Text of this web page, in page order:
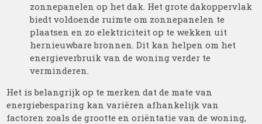
zonnepanelen op het dak. Het grote dakoppervlak
biedt voldoende ruimte om zonnepanelen te
plaatsen en zo elektriciteit op te wekken uit
hernieuwbare bronnen. Dit kan helpen om het
energieverbruik van de woning verder te
verminderen.
Het is belangrijk op te merken dat de mate van
energiebesparing kan variëren afhankelijk van
factoren zoals de grootte en oriëntatie van de woning,